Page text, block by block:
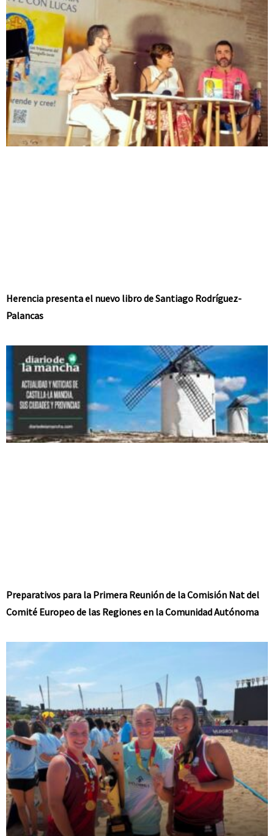
Herencia presenta el nuevo libro de Santiago Rodríguez-
Palancas
Preparativos para la Primera Reunión de la Comisión Nat del
Comité Europeo de las Regiones en la Comunidad Autónoma